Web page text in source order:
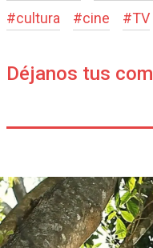
#cultura #cine #TV
Déjanos tus